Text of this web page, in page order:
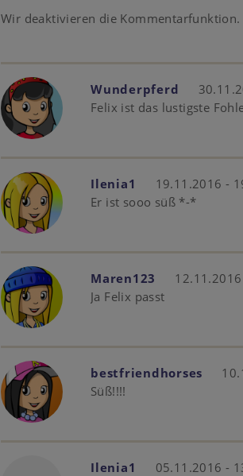
Wir deaktivieren die Kommentarfunktion.
Wunderpferd
Felix ist das lustigste
Ilenia1
19.11.2016 -
Er ist sooo süß *-*
Maren123
Ja Felix passt
bestfriendhorses
Süß!!!!
Ilenia1
05.11.2016 -